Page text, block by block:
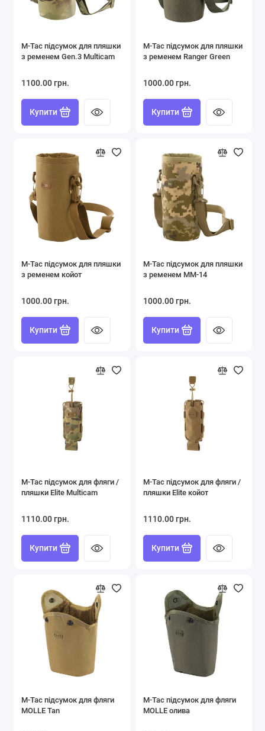
Підсумки
Фляги
M-Tac підсумок для пляшки
з ременем Gen.3 Multicam
1100.00 грн.
Купити
M-Tac підсумок для пляшки
з ременем Ranger Green
1000.00 грн.
Купити
M-Tac підсумок для пляшки
з ременем койот
1000.00 грн.
Купити
M-Tac підсумок для пляшки
з ременем ММ-14
1000.00 грн.
Купити
M-Tac підсумок для фляги /
пляшки Elite Multicam
1110.00 грн.
Купити
M-Tac підсумок для фляги /
пляшки Elite койот
1110.00 грн.
Купити
M-Tac підсумок для фляги
MOLLE Tan
M-Tac підсумок для фляги
MOLLE олива